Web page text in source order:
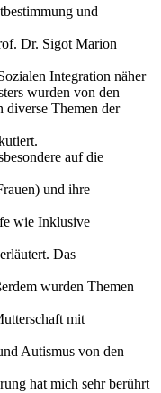
und
Dr. Sigot Marion
Integration näher
wurden von den
diverse Themen der
auf die
und ihre
wie Inklusive
Das
wurden Themen
mit
Autismus von den
hat mich sehr berührt